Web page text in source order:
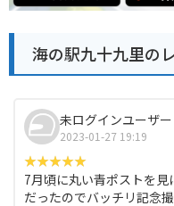
海の駅九十九里の
未ログインユーザー
2023-01-27 19:19
7月頃に丸い青ポストを
だったのでバッチリ記念